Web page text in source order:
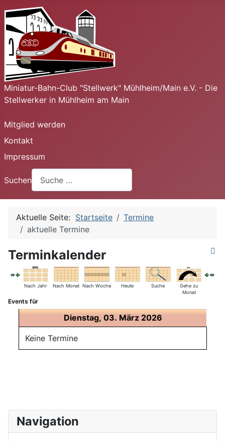
Miniatur-Bahn-Club "Stellwerk" Mühlheim/Main e.V. - Die
Stellwerker in Mühlheim am Main
Mitglied werden
Kontakt
Impressum
Suchen
Aktuelle Seite: Startseite
Termine
aktuelle Termine
Terminkalender
Nach Jahr Nach Monat Nach Woche Heute Suche
Gehe zu
Monat
Events für
Dienstag, 03. März 2026
Keine Termine
Navigation